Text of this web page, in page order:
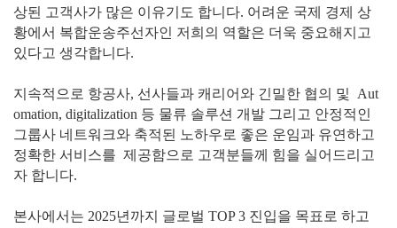
상된 고객사가 많은 이유기도 합니다. 어려운 국제 경제 상
황에서 복합운송주선자인 저희의 역할은 더욱 중요해지고
있다고 생각합니다.
지속적으로 항공사, 선사들과 캐리어와 긴밀한 협의 및 Aut
omation, digitalization 등 물류 솔루션 개발 그리고 안정적인
그룹사 네트워크와 축적된 노하우로 좋은 운임과 유연하고
정확한 서비스를 제공함으로 고객분들께 힘을 실어드리고
자 합니다.
본사에서는 2025년까지 글로벌 TOP 3 진입을 목표로 하고